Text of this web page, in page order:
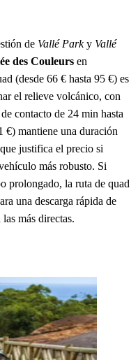
de Vallé Parky Vallé
des Couleurs en
(desde 66 € hasta 95 €) es
el relieve volcánico, con
contacto de 24 min hasta
€) mantiene una duración
justifica el precio si
más robusto. Si
prolongado, la ruta de quad
una descarga rápida de
más directas.